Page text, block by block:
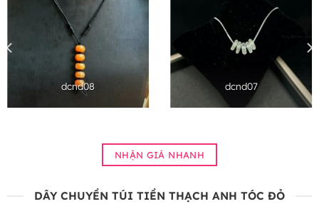
dcnd08 dcnd07
NHẬN GIÁ NHANH
DÂY CHUYỀN TÚI TIỀN THẠCH ANH TÓC ĐỎ